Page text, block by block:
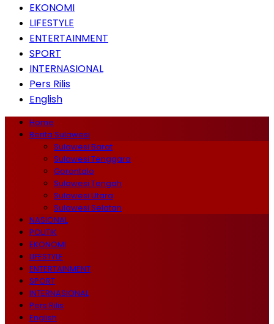
EKONOMI
LIFESTYLE
ENTERTAINMENT
SPORT
INTERNASIONAL
Pers Rilis
English
Home
Berita Sulawesi
Sulawesi Barat
Sulawesi Tenggara
Gorontalo
Sulawesi Tengah
Sulawesi Utara
Sulawesi Selatan
NASIONAL
POLITIK
EKONOMI
LIFESTYLE
ENTERTAINMENT
SPORT
INTERNASIONAL
Pers Rilis
English